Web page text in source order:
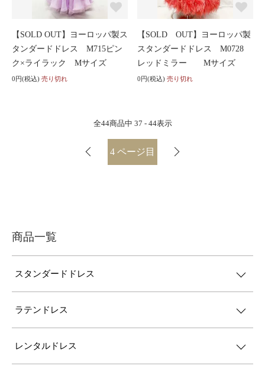
【SOLD OUT】ヨーロッパ製ス
タンダードドレス M715ピン
ク×ライラック Mサイズ
0円(税込) 売り切れ
【SOLD OUT】ヨーロッパ製
スタンダードドレス M0728
レッドミラー Mサイズ
0円(税込) 売り切れ
全44商品中 37 - 44表示
4 ページ目
商品一覧
スタンダードドレス
ラテンドレス
レンタルドレス